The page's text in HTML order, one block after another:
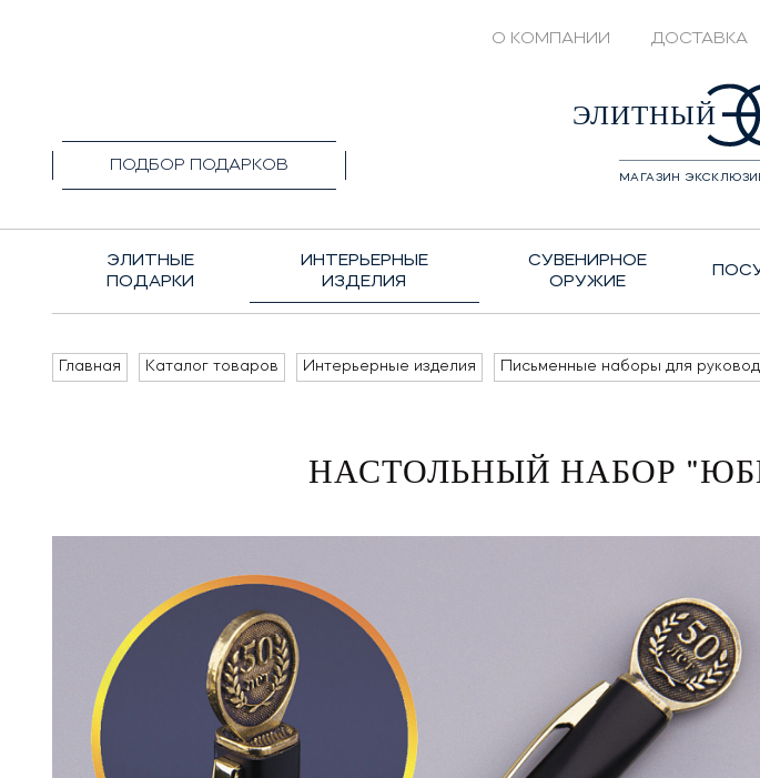
О КОМПАНИИ ДОСТАВКА
ПОДБОР ПОДАРКОВ
+7(495)1428208ЭЛИТНЫЙ
МАГАЗИН
ЭЛИТНЫЕ
ПОДАРКИ
ИНТЕРЬЕРНЫЕ
ИЗДЕЛИЯ
СУВЕНИРНОЕ
ОРУЖИЕ
Главная Каталог товаров Интерьерные изделия Письменные наборы для
НАСТОЛЬНЫЙ НАБОР